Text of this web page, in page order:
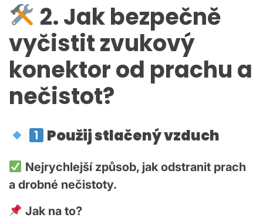
2. Jak bezpečně
vyčistit zvukový
konektor od prachu a
nečistot?
Použij stlačený vzduch
Nejrychlejší způsob, jak odstranit prach
a drobné nečistoty.
Jak na to?